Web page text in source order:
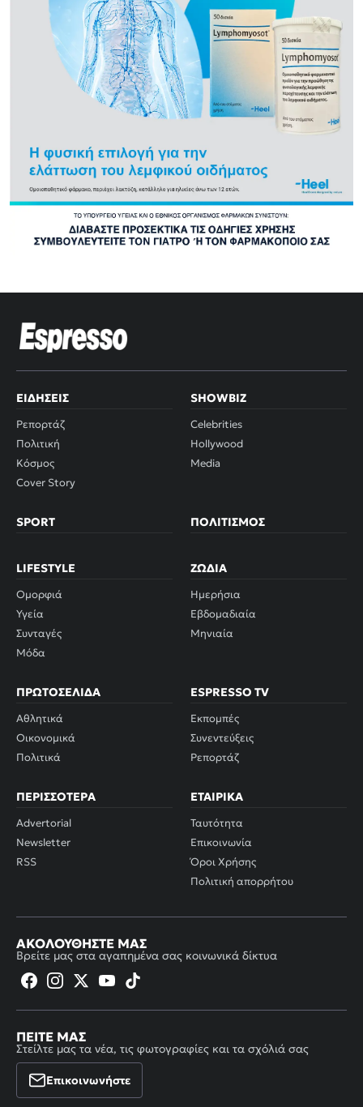
ΕΙΔΉΣΕΙΣ
Ρεπορτάζ
Πολιτική
Κόσμος
Cover Story
SHOWBIZ
Celebrities
Hollywood
Media
SPORT ΠΟΛΙΤΙΣΜΌΣ
LIFESTYLE
Ομορφιά
Υγεία
Συνταγές
Μόδα
ΖΏΔΙΑ
Ημερήσια
Εβδομαδιαία
Μηνιαία
ΠΡΩΤΟΣΈΛΙΔΑ
Αθλητικά
Οικονομικά
Πολιτικά
ESPRESSO TV
Εκπομπές
Συνεντεύξεις
Ρεπορτάζ
ΠΕΡΙΣΣΌΤΕΡΑ
Advertorial
Newsletter
RSS
ΕΤΑΙΡΙΚΆ
Ταυτότητα
Επικοινωνία
Όροι Χρήσης
Πολιτική απορρήτου
ΑΚΟΛΟΥΘΉΣΤΕ ΜΑΣ
Βρείτε μας στα αγαπημένα σας κοινωνικά δίκτυα
ΠΕΊΤΕ ΜΑΣ
Στείλτε μας τα νέα, τις φωτογραφίες και τα σχόλιά σας
Επικοινωνήστε